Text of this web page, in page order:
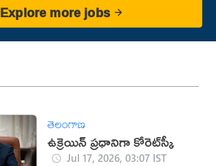
Explore more jobs
తెలంగాణ
ఉక్రెయిన్ ప్రధానిగా కోరెట్‌స్కీ
Jul 17, 2026, 03:07 IST